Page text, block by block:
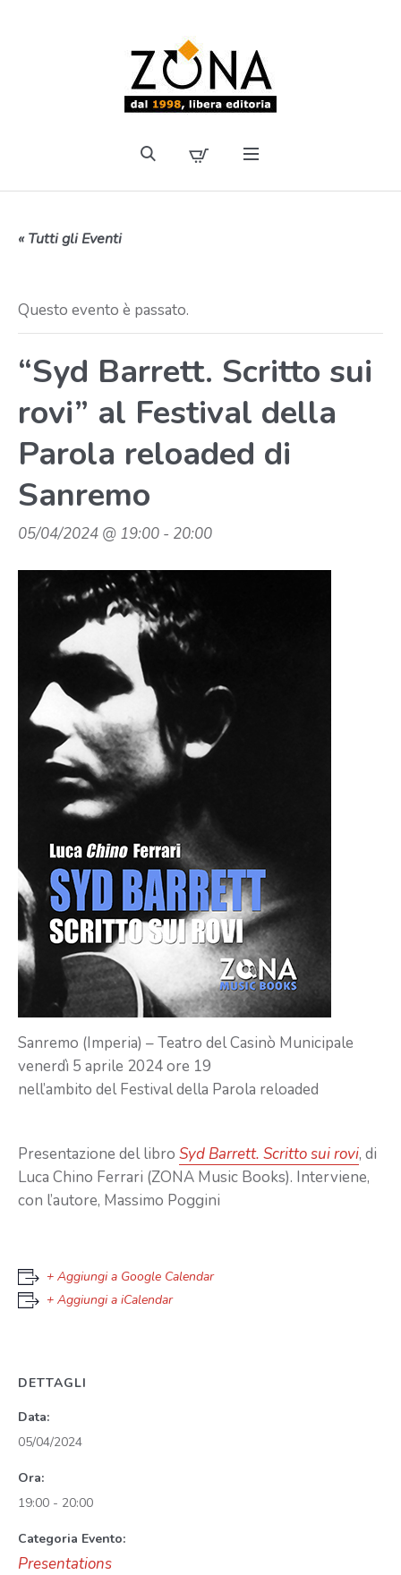
« Tutti gli Eventi
Questo evento è passato.
“Syd Barrett. Scritto sui
rovi” al Festival della
Parola reloaded di
Sanremo
05/04/2024 @ 19:00 - 20:00
Sanremo (Imperia) – Teatro del Casinò Municipale
venerdì 5 aprile 2024 ore 19
nell’ambito del Festival della Parola reloaded
Presentazione del libro Syd Barrett. Scritto sui rovi, di
Luca Chino Ferrari (ZONA Music Books). Interviene,
con l’autore, Massimo Poggini
+ Aggiungi a Google Calendar
+ Aggiungi a iCalendar
DETTAGLI
Data:
05/04/2024
Ora:
19:00 - 20:00
Categoria Evento:
Presentations